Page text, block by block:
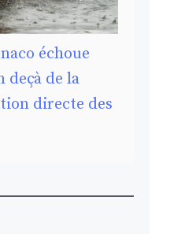
échoue
de la
directe des